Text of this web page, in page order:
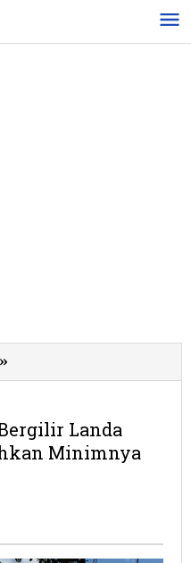
»
Listrik
Pacitan,
Warga
Landa
Minimnya